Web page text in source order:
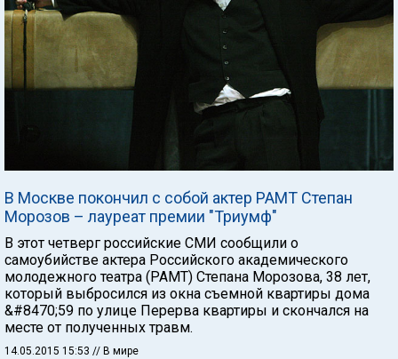
В Москве покончил с собой актер РАМТ Степан
Морозов – лауреат премии "Триумф"
В этот четверг российские СМИ сообщили о
самоубийстве актера Российского академического
молодежного театра (РАМТ) Степана Морозова, 38 лет,
который выбросился из окна съемной квартиры дома
&#8470;59 по улице Перерва квартиры и скончался на
месте от полученных травм.
14.05.2015 15:53 // В мире